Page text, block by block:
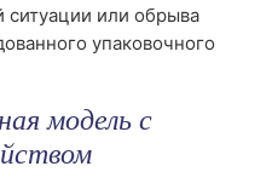
ситуации или обрыва
упаковочного
модель с